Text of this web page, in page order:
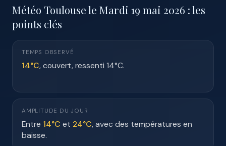
Météo Toulouse le Mardi 19 mai 2026 : les
points clés
TEMPS OBSERVÉ
14°C, couvert, ressenti 14°C.
AMPLITUDE DU JOUR
Entre 14°C et 24°C, avec des températures en
baisse.